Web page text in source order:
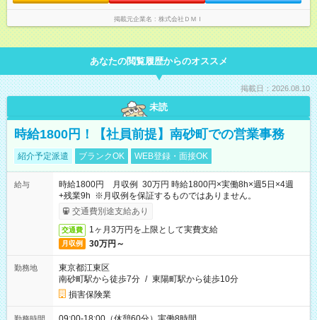
掲載元企業名 株式会社ＤＭＩ
あなたの閲覧履歴からのオススメ
掲載日：2026.08.10
未読
時給1800円！【社員前提】南砂町での営業事務
紹介予定派遣 ブランクOK WEB登録・面接OK
給与
時給1800円 月収例 30万円 時給1800円×実働8h×週5日×4週
+残業9h ※月収例を保証するものではありません。
交通費別途支給あり
交通費 1ヶ月3万円を上限として実費支給
月収例 30万円～
勤務地
東京都江東区
南砂町駅から徒歩7分 / 東陽町駅から徒歩10分
損害保険業